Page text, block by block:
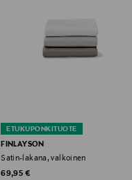
ETUKUPONKITUOTE
FINLAYSON
Satin-lakana, valkoinen
Original Price
69,95 €